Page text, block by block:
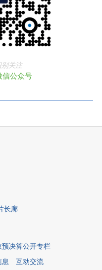
关注
信公众号
长廊
预决算公开专栏
互动交流